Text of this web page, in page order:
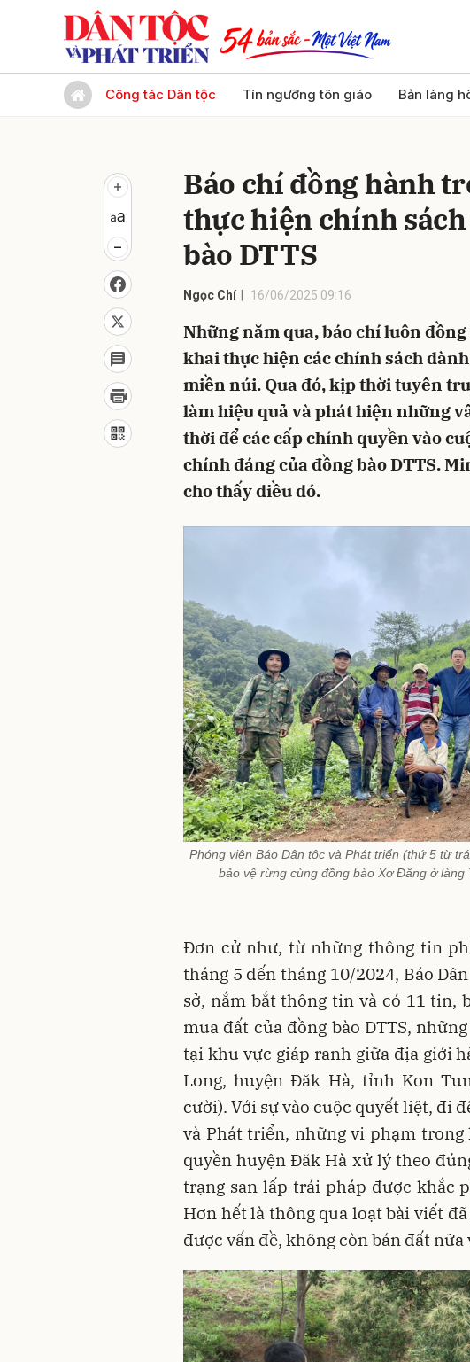
Công tác Dân tộc Tín ngưỡng tôn giáo Bản làng
Báo chí đồng hành
thực hiện chính
bào DTTS
Ngọc Chí 16/06/2025 09:16
Những năm qua, báo chí luôn
khai thực hiện các chính sách
miền núi. Qua đó, kịp thời tuyên
làm hiệu quả và phát hiện những
thời để các cấp chính quyền vào
chính đáng của đồng bào DTTS.
cho thấy điều đó.
Phóng viên Báo Dân tộc và Phát triển (thứ 5 từ
bảo vệ rừng cùng đồng bào Xơ Đăng ở
Đơn cử như, từ những thông tin
tháng 5 đến tháng 10/2024, Báo
sở, nắm bắt thông tin và có 11 tin,
mua đất của đồng bào DTTS,
tại khu vực giáp ranh giữa địa giới
Long, huyện Đăk Hà, tỉnh Kon
cười). Với sự vào cuộc quyết liệt, đi
và Phát triển, những vi phạm
quyền huyện Đăk Hà xử lý theo
trạng san lấp trái pháp được khắc
Hơn hết là thông qua loạt bài viết
được vấn đề, không còn bán đất nữa
Gửi bình